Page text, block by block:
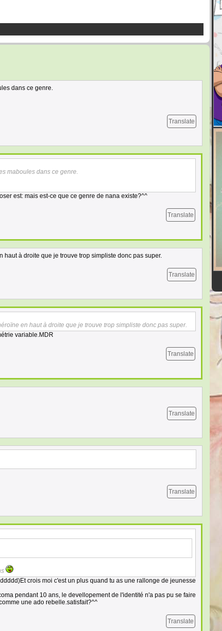
dans ce genre.
Translate
maboules dans ce genre.
est: mais est-ce que ce genre de nana existe?^^
Translate
à droite que je trouve trop simpliste donc pas super.
Translate
en haut à droite que je trouve trop simpliste donc pas super.
variable.MDR
Translate
Translate
Translate
crois moi c'est un plus quand tu as une rallonge de jeunesse
pendant 10 ans, le devellopement de l'identité n'a pas pu se faire
une ado rebelle.satisfait?^^
Translate